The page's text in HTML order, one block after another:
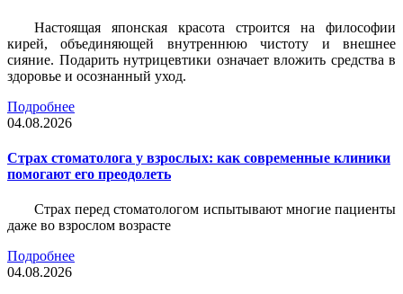
Настоящая японская красота строится на философии
кирей, объединяющей внутреннюю чистоту и внешнее
сияние. Подарить нутрицевтики означает вложить средства в
здоровье и осознанный уход.
Подробнее
04.08.2026
Страх стоматолога у взрослых: как современные клиники
помогают его преодолеть
Страх перед стоматологом испытывают многие пациенты
даже во взрослом возрасте
Подробнее
04.08.2026